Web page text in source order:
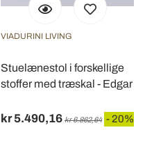
VIADURINI LIVING
Stuelænestol i forskellige
stoffer med træskal - Edgar
kr 5.490,16 kr 6.862,64 - 20%